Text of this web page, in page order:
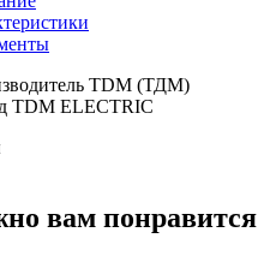
TDM (ТДМ)
TDM ELECTRIC
вам понравится